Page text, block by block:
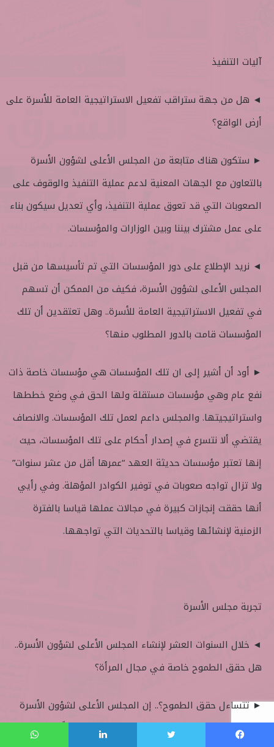
آليات التنفيذ
◄ هل من جهة ستراقب تفعيل الاستراتيجية العامة للأسرة على
أرض الواقع؟
► ستكون هناك متابعة من المجلس الأعلى لشؤون الأسرة
بالتعاون مع الجهات المعنية لدعم عملية التنفيذ والوقوف على
الصعوبات التي قد تعوق عملية التنفيذ، وأي تعديل سيكون بناء
على عمل مشترك بيننا وبين الوزارات والمؤسسات.
◄ نريد الإطلاع على دور المؤسسات التي تم تأسيسها من قبل
المجلس الأعلى لشؤون الأسرة، فكيف من الممكن أن تسهم
في تفعيل الاستراتيجية العامة للأسرة.. وهل تعتقدين أن تلك
المؤسسات قامت بالدور المطلوب منها؟
► أود أن أشير إلى ان تلك المؤسسات هي مؤسسات خاصة ذات
نفع عام وهي مؤسسات مستقلة ولها الحق في وضع خططها
واستراتيجيتها. والمجلس داعم لعمل تلك المؤسسات. والانصاف
يقتضي ألا نتسرع في إصدار أحكام على تلك المؤسسات، حيث
إنها تعتبر مؤسسات حديثة العهد “عمرها أقل من عشر سنوات”
ولا تزال تواجه صعوبات في توفير الكوادر المؤهلة. وفي رأيي
أنها حققت إنجازات كبيرة في مجالات عملها قياسا بالفترة
الزمنية لإنشائها وقياسا بالتحديات التي تواجهها.
تجربة مجلس الأسرة
◄ خلال السنوات العشر لإنشاء المجلس الأعلى لشؤون الأسرة..
هل حقق الطموح خاصة في مجال المرأة؟
► تتساءل حقق الطموح؟.. إن المجلس الأعلى لشؤون الأسرة
من التجارب الرائدة التي يشار إليها إقليميا ودولياً فعلى